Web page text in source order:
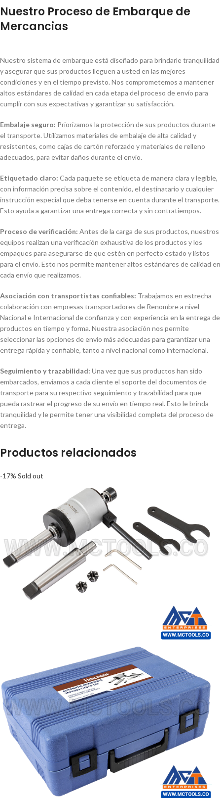
Nuestro Proceso de Embarque de
Mercancias
Nuestro sistema de embarque está diseñado para brindarle tranquilidad
y asegurar que sus productos lleguen a usted en las mejores
condiciones y en el tiempo previsto. Nos comprometemos a mantener
altos estándares de calidad en cada etapa del proceso de envío para
cumplir con sus expectativas y garantizar su satisfacción.
Embalaje seguro: Priorizamos la protección de sus productos durante
el transporte. Utilizamos materiales de embalaje de alta calidad y
resistentes, como cajas de cartón reforzado y materiales de relleno
adecuados, para evitar daños durante el envío.
Etiquetado claro: Cada paquete se etiqueta de manera clara y legible,
con información precisa sobre el contenido, el destinatario y cualquier
instrucción especial que deba tenerse en cuenta durante el transporte.
Esto ayuda a garantizar una entrega correcta y sin contratiempos.
Proceso de verificación: Antes de la carga de sus productos, nuestros
equipos realizan una verificación exhaustiva de los productos y los
empaques para asegurarse de que estén en perfecto estado y listos
para el envío. Esto nos permite mantener altos estándares de calidad en
cada envío que realizamos.
Asociación con transportistas confiables: Trabajamos en estrecha
colaboración con empresas transportadores de Renombre a nivel
Nacional e Internacional de confianza y con experiencia en la entrega de
productos en tiempo y forma. Nuestra asociación nos permite
seleccionar las opciones de envío más adecuadas para garantizar una
entrega rápida y confiable, tanto a nivel nacional como internacional.
Seguimiento y trazabilidad: Una vez que sus productos han sido
embarcados, enviamos a cada cliente el soporte del documentos de
transporte para su respectivo seguimiento y trazabilidad para que
pueda rastrear el progreso de su envío en tiempo real. Esto le brinda
tranquilidad y le permite tener una visibilidad completa del proceso de
entrega.
Productos relacionados
-17% Sold out